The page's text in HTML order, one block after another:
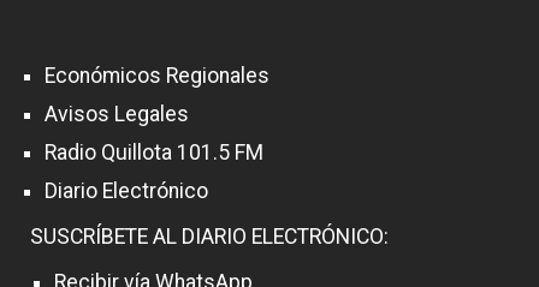
Económicos Regionales
Avisos Legales
Radio Quillota 101.5 FM
Diario Electrónico
SUSCRÍBETE AL DIARIO ELECTRÓNICO: